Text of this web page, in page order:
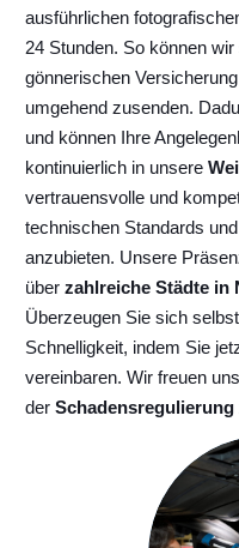
ausführlichen
24 Stunden. So können
gönnerischen
umgehend zusenden.
und können Ihre
kontinuierlich in unsere
vertrauensvolle und
technischen Standards
anzubieten. Unsere
über zahlreiche Städte in
Überzeugen Sie sich
Schnelligkeit, indem Sie
vereinbaren. Wir freuen
der Schadensregulierung